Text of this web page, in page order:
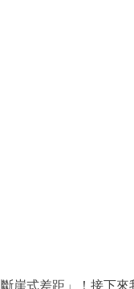
崖式差距」！接下來